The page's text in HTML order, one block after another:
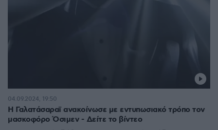
Η Γαλατάσαραϊ ανακοίνωσε με εντυπωσιακό τρόπο τον
μασκοφόρο Όσιμεν - Δείτε το βίντεο
04.09.2024, 19:50